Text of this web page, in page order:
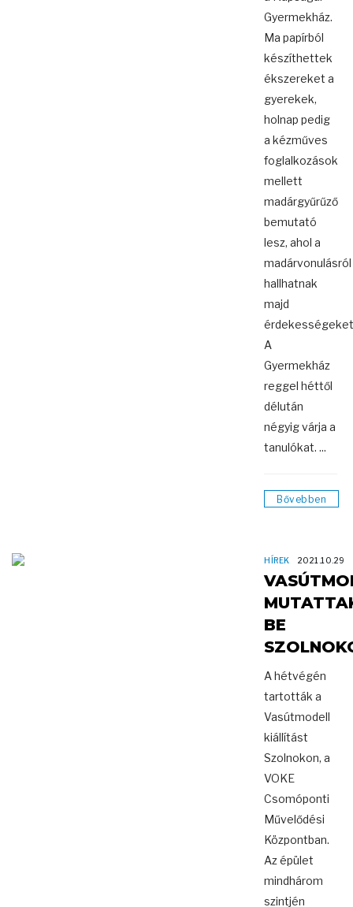
Gyermekház.
Ma papírból
készíthettek
ékszereket a
gyerekek,
holnap pedig
a kézműves
foglalkozások
mellett
madárgyűrűző
bemutató
lesz, ahol a
madárvonulásról
hallhatnak
majd
A
Gyermekház
reggel héttől
délután
négyig várja a
tanulókat. ...
Bővebben
HÍREK 2021.10.29
BE
A hétvégén
tartották a
Vasútmodell
kiállítást
Szolnokon, a
VOKE
Csomóponti
Művelődési
Központban.
Az épület
mindhárom
szintjén